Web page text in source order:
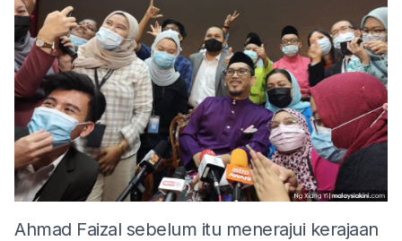
Ahmad Faizal sebelum itu menerajui kerajaan